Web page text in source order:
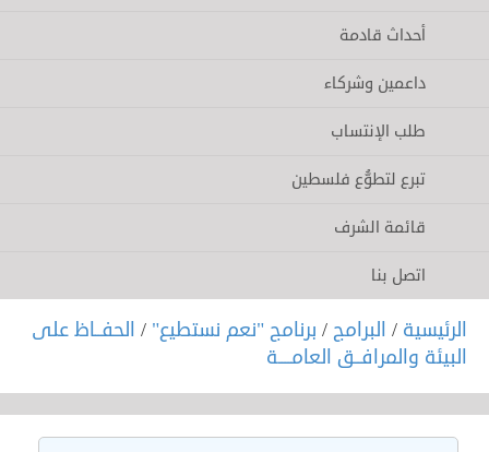
أحداث قادمة
داعمين وشركاء
طلب الإنتساب
تبرع لتطوُّع فلسطين
قائمة الشرف
اتصل بنا
الرئيسية / البرامج / برنامج "نعم نستطيع" / الحفــاظ على
البيئة والمرافــق العامــــة